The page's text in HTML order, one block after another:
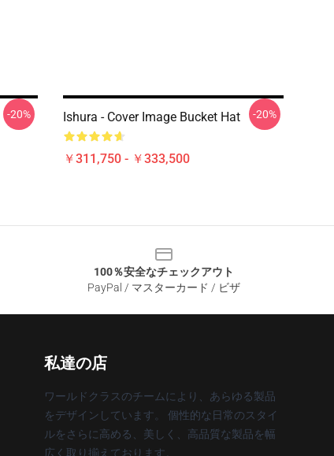
-20% Ishura - Cover Image Bucket Hat
￥311,750 - ￥333,500
-20%
100％安全なチェックアウト
PayPal / マスターカード / ビザ
私達の店
ワールドクラスのチームにより、あらゆる製品
をデザインしています。 個性的な日常のスタイ
ルをさらに高める、美しく、高品質な製品を幅
広く取り揃えております。